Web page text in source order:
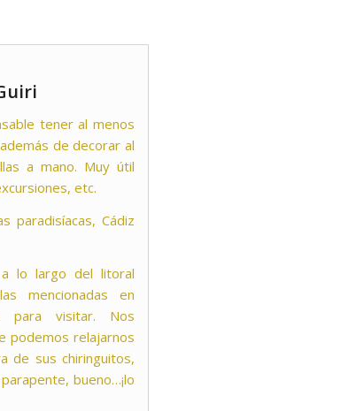
tener al menos
de decorar al
a mano. Muy útil
etc.
paradisíacas, Cádiz
lo largo del litoral
mencionadas en
para visitar. Nos
podemos relajarnos
de sus chiringuitos,
bueno…¡lo